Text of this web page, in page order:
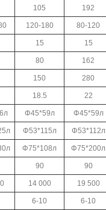
105 192
120-180 80-120
15 15
80 162
150 280
18.5 22
Φ45*59л Φ45*59л
Φ53*115л Φ53*112л
Φ75*108л Φ75*200л
90 90
14 000 19 500
6-10 6-10